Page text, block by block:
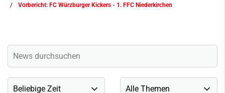
Vorbericht: FC Würzburger Kickers - 1. FFC Niederkirchen